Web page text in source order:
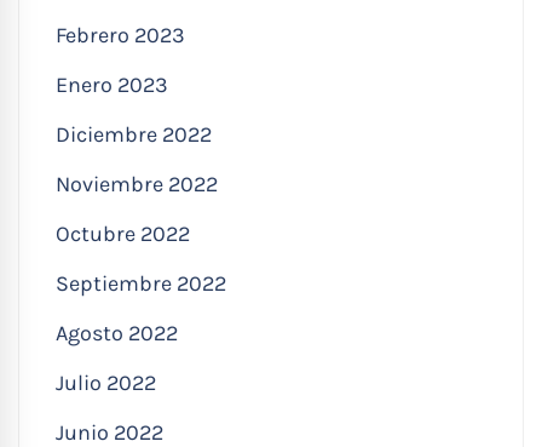
Febrero 2023
Enero 2023
Diciembre 2022
Noviembre 2022
Octubre 2022
Septiembre 2022
Agosto 2022
Julio 2022
Junio 2022